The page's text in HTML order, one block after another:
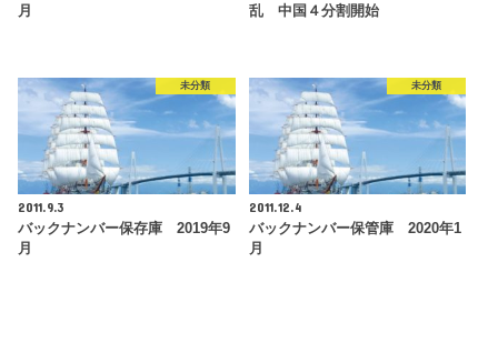
月
乱 中国４分割開始
未分類
2011.9.3
バックナンバー保存庫 2019年9
月
未分類
2011.12.4
バックナンバー保管庫 2020年1
月